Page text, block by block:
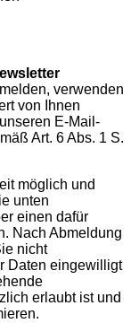
verwenden
von Ihnen
E-Mail-
Art. 6 Abs. 1 S.
möglich und
unten
einen dafür
Nach Abmeldung
nicht
Daten eingewilligt
erlaubt ist und